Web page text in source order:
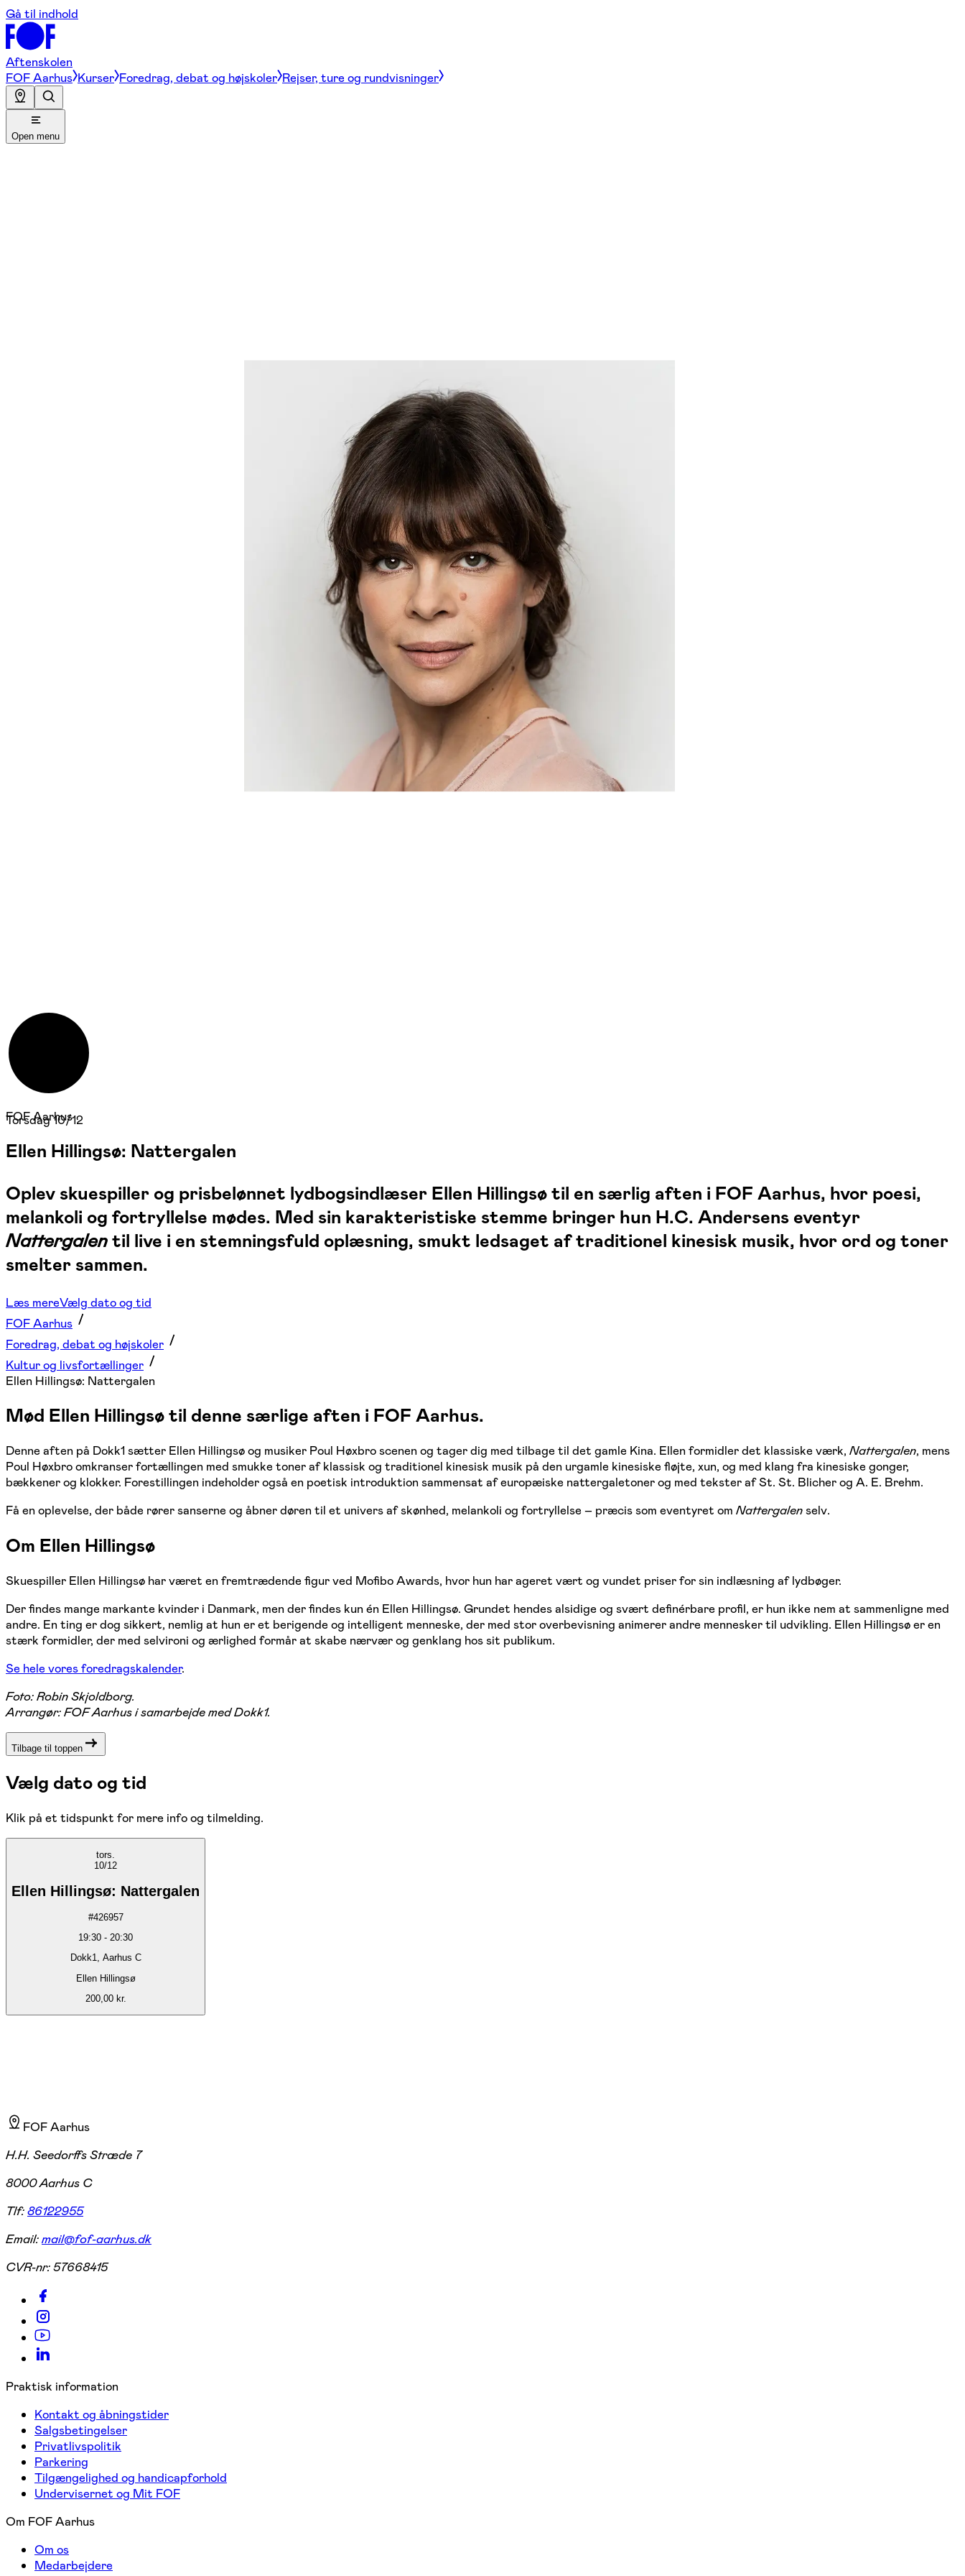
Gå til indhold
Aftenskolen
FOF Aarhus Kurser Foredrag, debat og højskoler Rejser, ture og rundvisninger
Open menu
Torsdag 10/12
FOF Aarhus
Ellen Hillingsø: Nattergalen
Oplev skuespiller og prisbelønnet lydbogsindlæser Ellen Hillingsø til en særlig aften i FOF Aarhus, hvor poesi,
melankoli og fortryllelse mødes. Med sin karakteristiske stemme bringer hun H.C. Andersens eventyr
Nattergalentil live i en stemningsfuld oplæsning, smukt ledsaget af traditionel kinesisk musik, hvor ord og toner
smelter sammen.
Læs mereVælg dato og tid
FOF Aarhus
Foredrag, debat og højskoler
Kultur og livsfortællinger
Ellen Hillingsø: Nattergalen
Mød Ellen Hillingsø til denne særlige aften i FOF Aarhus.
Denne aften på Dokk1 sætter Ellen Hillingsø og musiker Poul Høxbro scenen og tager dig med tilbage til det gamle Kina. Ellen formidler det klassiske værk, Nattergalen, mens
Poul Høxbro omkranser fortællingen med smukke toner af klassisk og traditionel kinesisk musik på den urgamle kinesiske fløjte, xun, og med klang fra kinesiske gonger,
bækkener og klokker. Forestillingen indeholder også en poetisk introduktion sammensat af europæiske nattergaletoner og med tekster af St. St. Blicher og A. E. Brehm.
Få en oplevelse, der både rører sanserne og åbner døren til et univers af skønhed, melankoli og fortryllelse – præcis som eventyret om Nattergalenselv.
Om Ellen Hillingsø
Skuespiller Ellen Hillingsø har været en fremtrædende figur ved Mofibo Awards, hvor hun har ageret vært og vundet priser for sin indlæsning af lydbøger.
Der findes mange markante kvinder i Danmark, men der findes kun én Ellen Hillingsø. Grundet hendes alsidige og svært definérbare profil, er hun ikke nem at sammenligne med
andre. En ting er dog sikkert, nemlig at hun er et berigende og intelligent menneske, der med stor overbevisning animerer andre mennesker til udvikling. Ellen Hillingsø er en
stærk formidler, der med selvironi og ærlighed formår at skabe nærvær og genklang hos sit publikum.
Se hele vores foredragskalender.
Foto: Robin Skjoldborg.
Arrangør: FOF Aarhus i samarbejde med Dokk1.
Tilbage til toppen
Vælg dato og tid
Klik på et tidspunkt for mere info og tilmelding.
tors.
10/12
Ellen Hillingsø: Nattergalen
#426957
19:30 - 20:30
Dokk1, Aarhus C
Ellen Hillingsø
200,00 kr.
FOF Aarhus
H.H. Seedorffs Stræde 7
8000 Aarhus C
Tlf:86122955
Email:mail@fof-aarhus.dk
CVR-nr:57668415
Praktisk information
Kontakt og åbningstider
Salgsbetingelser
Privatlivspolitik
Parkering
Tilgængelighed og handicapforhold
Undervisernet og Mit FOF
Om FOF Aarhus
Om os
Medarbejdere